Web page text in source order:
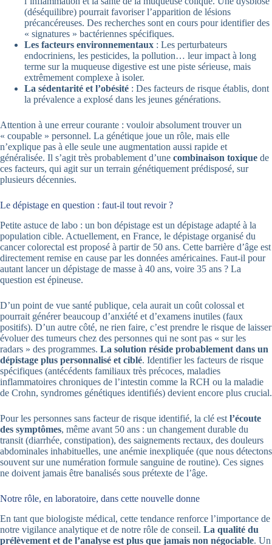
(déséquilibre) pourrait favoriser l’apparition de lésions
précancéreuses. Des recherches sont en cours pour identifier des
« signatures » bactériennes spécifiques.
Les facteurs environnementaux : Les perturbateurs
endocriniens, les pesticides, la pollution… leur impact à long
terme sur la muqueuse digestive est une piste sérieuse, mais
extrêmement complexe à isoler.
La sédentarité et l’obésité : Des facteurs de risque établis, dont
la prévalence a explosé dans les jeunes générations.
Attention à une erreur courante : vouloir absolument trouver un
« coupable » personnel. La génétique joue un rôle, mais elle
n’explique pas à elle seule une augmentation aussi rapide et
généralisée. Il s’agit très probablement d’une combinaison toxique de
ces facteurs, qui agit sur un terrain génétiquement prédisposé, sur
plusieurs décennies.
Le dépistage en question : faut-il tout revoir ?
Petite astuce de labo : un bon dépistage est un dépistage adapté à la
population cible. Actuellement, en France, le dépistage organisé du
cancer colorectal est proposé à partir de 50 ans. Cette barrière d’âge est
directement remise en cause par les données américaines. Faut-il pour
autant lancer un dépistage de masse à 40 ans, voire 35 ans ? La
question est épineuse.
D’un point de vue santé publique, cela aurait un coût colossal et
pourrait générer beaucoup d’anxiété et d’examens inutiles (faux
positifs). D’un autre côté, ne rien faire, c’est prendre le risque de laisser
évoluer des tumeurs chez des personnes qui ne sont pas « sur les
radars » des programmes. La solution réside probablement dans un
dépistage plus personnalisé et ciblé. Identifier les facteurs de risque
spécifiques (antécédents familiaux très précoces, maladies
inflammatoires chroniques de l’intestin comme la RCH ou la maladie
de Crohn, syndromes génétiques identifiés) devient encore plus crucial.
Pour les personnes sans facteur de risque identifié, la clé est l’écoute
des symptômes, même avant 50 ans : un changement durable du
transit (diarrhée, constipation), des saignements rectaux, des douleurs
abdominales inhabituelles, une anémie inexpliquée (que nous détectons
souvent sur une numération formule sanguine de routine). Ces signes
ne doivent jamais être banalisés sous prétexte de l’âge.
Notre rôle, en laboratoire, dans cette nouvelle donne
En tant que biologiste médical, cette tendance renforce l’importance de
notre vigilance analytique et de notre rôle de conseil. La qualité du
prélèvement et de l’analyse est plus que jamais non négociable. Un